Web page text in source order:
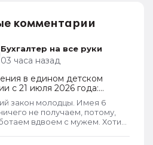
комментарии
Бухгалтер на все руки
03 часа назад
в едином детском
с 21 июля 2026 года:
правила нулевого
и новый порядок
пособий по месту
закон молодцы. Имея 6
не получаем, потому,
вдвоем с мужем. Хотим